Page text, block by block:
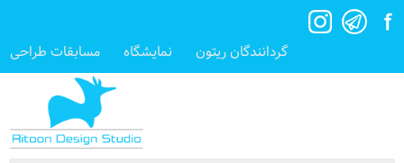
گردانندگان ریتون نمایشگاه مسابقات طراحی